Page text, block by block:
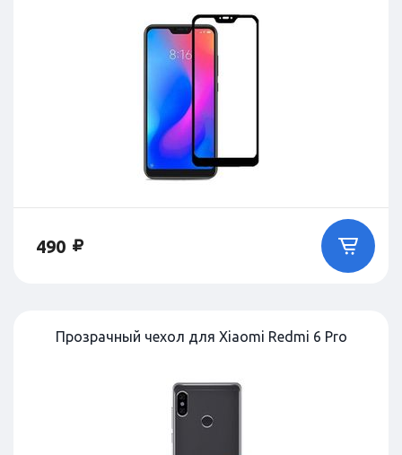
490
Прозрачный чехол для Xiaomi Redmi 6 Pro